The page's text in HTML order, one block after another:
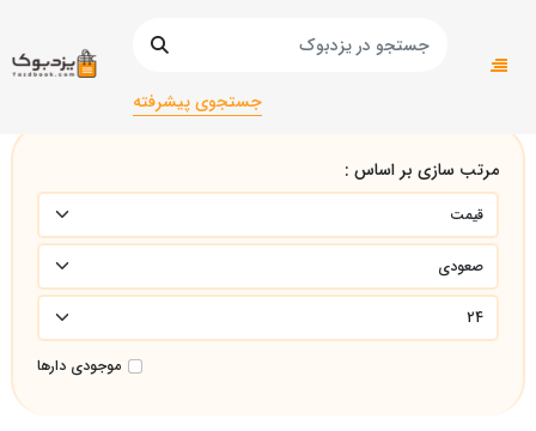
جستجوی پیشرفته
صفحه اصلی
مرتب سازی بر اساس :
موجودی دارها